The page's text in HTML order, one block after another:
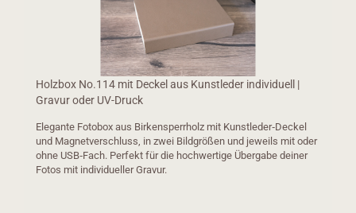
Holzbox No.114 mit Deckel aus Kunstleder individuell |
Gravur oder UV-Druck
Elegante Fotobox aus Birkensperrholz mit Kunstleder‑Deckel
und Magnetverschluss, in zwei Bildgrößen und jeweils mit oder
ohne USB‑Fach. Perfekt für die hochwertige Übergabe deiner
Fotos mit individueller Gravur.